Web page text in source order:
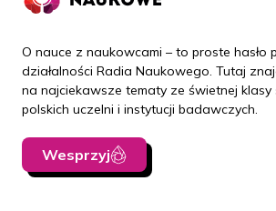
O nauce z naukowcami – to proste hasło
działalności Radia Naukowego. Tutaj
na najciekawsze tematy ze świetnej
polskich uczelni i instytucji badawczych.
Wesprzyj